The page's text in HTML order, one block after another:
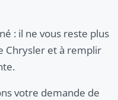
: il ne vous reste plus
Chrysler et à remplir
votre demande de